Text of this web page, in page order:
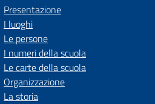
Presentazione
I luoghi
Le persone
I numeri della scuola
Le carte della scuola
Organizzazione
La storia